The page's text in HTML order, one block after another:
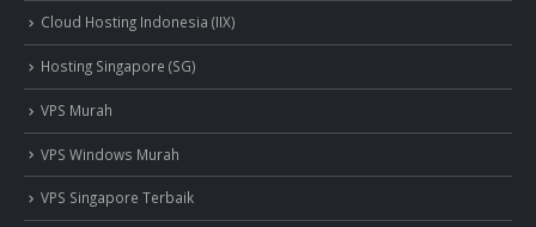
Cloud Hosting Indonesia (IIX)
Hosting Singapore (SG)
VPS Murah
VPS Windows Murah
VPS Singapore Terbaik